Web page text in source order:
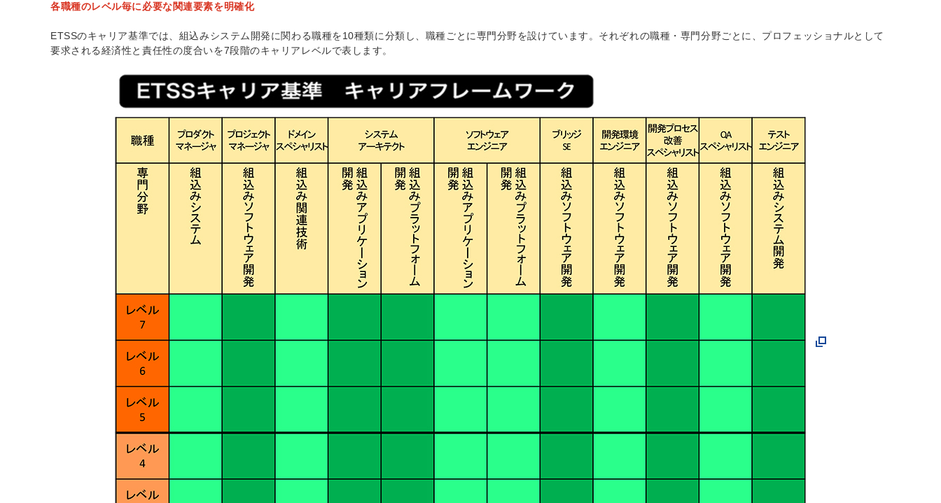
各職種のレベル毎に必要な関連要素を明確化
ETSSのキャリア基準では、組込みシステム開発に関わる職種を10種類に分類し、職種ごとに専門分野を設けています。それぞれの職種・専門分野ごとに、プロフェッショナルとして
要求される経済性と責任性の度合いを7段階のキャリアレベルで表します。